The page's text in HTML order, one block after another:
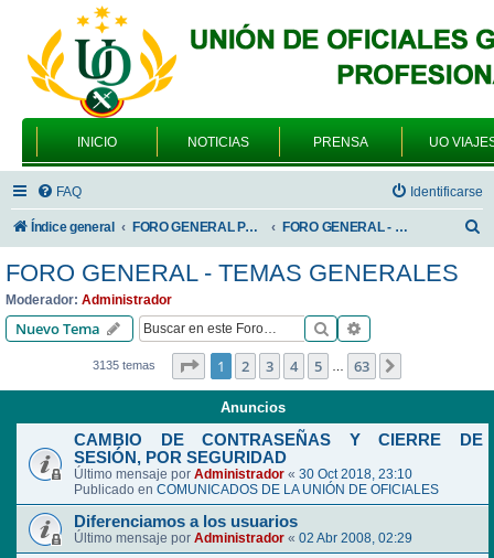
INICIO NOTICIAS PRENSA UO
FAQ Identificarse
Índice general FORO GENERAL PARA TODOS LOS USUARIOS FORO GENERAL - TEMAS GENERALES
FORO GENERAL - TEMAS GENERALES
Moderador: Administrador
Nuevo Tema Buscar
3135 temas Página de 63
1 2 3 4 5 … 63
Anuncios
CAMBIO DE CONTRASEÑAS Y CIERRE DE
SESIÓN, POR SEGURIDAD
Último mensaje por Administrador « 30 Oct 2018, 23:10
Publicado en COMUNICADOS DE LA UNIÓN DE OFICIALES
Diferenciamos a los usuarios
Último mensaje por Administrador « 02 Abr 2008, 02:29